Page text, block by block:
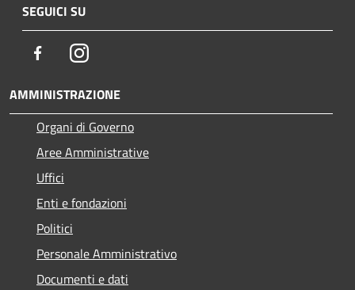
SEGUICI SU
FacebookInstagram
AMMINISTRAZIONE
Organi di Governo
Aree Amministrative
Uffici
Enti e fondazioni
Politici
Personale Amministrativo
Documenti e dati